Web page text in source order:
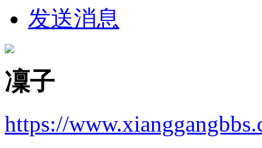
发送消息
凜子
https://